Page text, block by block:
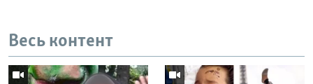
Весь контент